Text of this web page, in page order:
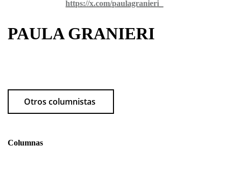
https://x.com/paulagranieri_
PAULA GRANIERI
Otros columnistas
Columnas